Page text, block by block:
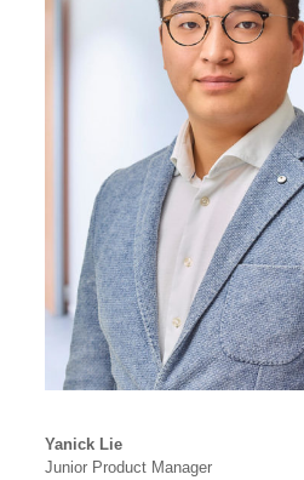
Yanick Lie
Junior Product Manager